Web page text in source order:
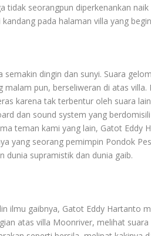
tidak seorangpun diperkenankan
kandang pada halaman villa yang
semakin dingin dan sunyi. Suara
malam pun, berseliweran di atas
karena tak terbentur oleh suara
dan sound system yang
teman kami yang lain, Gatot Eddy
yang seorang pemimpin Pondok
dunia supramistik dan dunia gaib.
ilmu gaibnya, Gatot Eddy Hartanto
atas villa Moonriver, melihat